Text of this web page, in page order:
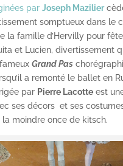
par Joseph Mazilier
somptueux dans le
la famille d’Hervilly pour
et Lucien, divertissement
Grand Pas
a remonté le ballet en
par Pierre Lacotteest
ses décors et ses
moindre once de kitsch.